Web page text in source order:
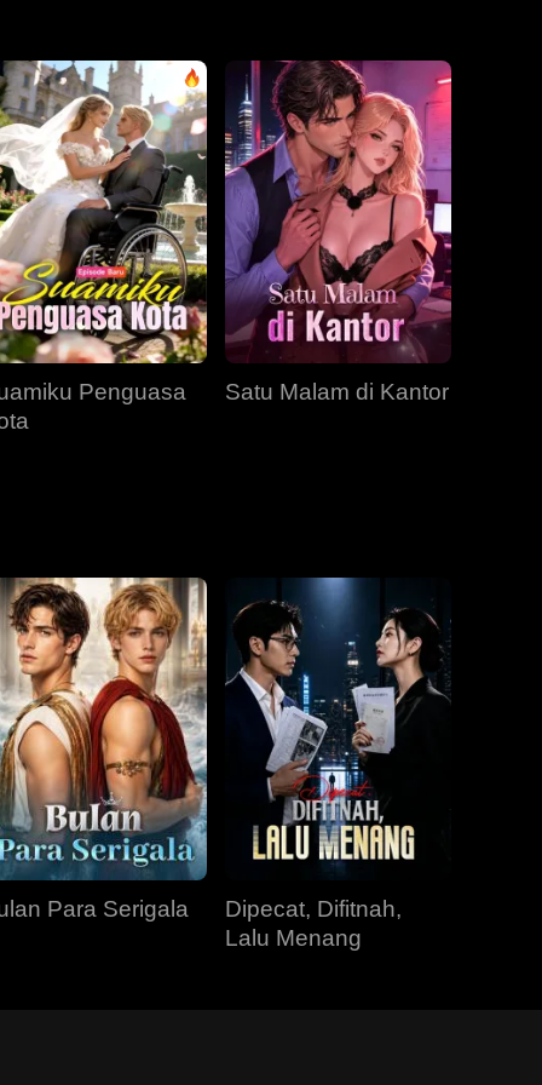
EP 34 EP 35 EP 36
EP 37 EP 38 EP 39
EP 40
Penguasa
Satu Malam di Kantor
Para Serigala
Dipecat, Difitnah,
Lalu Menang